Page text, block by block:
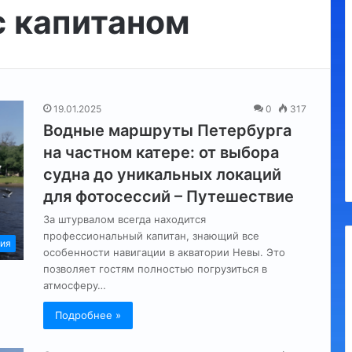
капитаном
19.01.2025 0 317
Водные маршруты Петербурга
на частном катере: от выбора
судна до уникальных локаций
для фотосессий – Путешествие
За штурвалом всегда находится
профессиональный капитан, знающий все
особенности навигации в акватории Невы. Это
позволяет гостям полностью погрузиться в
атмосферу…
Подробнее »
разрешили
до
руб
в
сутки
Регионам разрешили взимать
курортный сбор с россиян: до
100 руб в сутки